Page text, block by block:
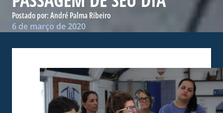
Postado por:André Palma Ribeiro
6 de março de 2020